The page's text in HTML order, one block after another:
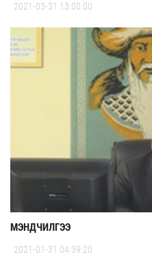
2021-03-31 13:00:00
МЭНДЧИЛГЭЭ
2021-01-31 04:39:20